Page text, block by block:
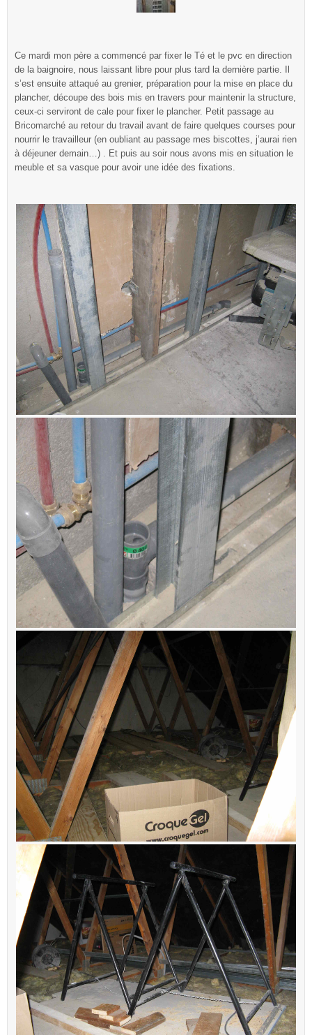
Ce mardi mon père a commencé par fixer le Té et le pvc en direction
de la baignoire, nous laissant libre pour plus tard la dernière partie. Il
s’est ensuite attaqué au grenier, préparation pour la mise en place du
plancher, découpe des bois mis en travers pour maintenir la structure,
ceux-ci serviront de cale pour fixer le plancher. Petit passage au
Bricomarché au retour du travail avant de faire quelques courses pour
nourrir le travailleur (en oubliant au passage mes biscottes, j’aurai rien
à déjeuner demain…) . Et puis au soir nous avons mis en situation le
meuble et sa vasque pour avoir une idée des fixations.